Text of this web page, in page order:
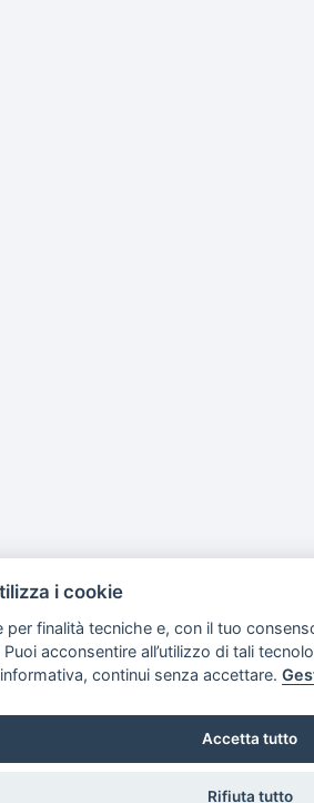
i cookie
per finalità tecniche e, con il tuo
Puoi acconsentire all’utilizzo di tali
continui senza accettare.
Accetta tutto
Rifiuta tutto